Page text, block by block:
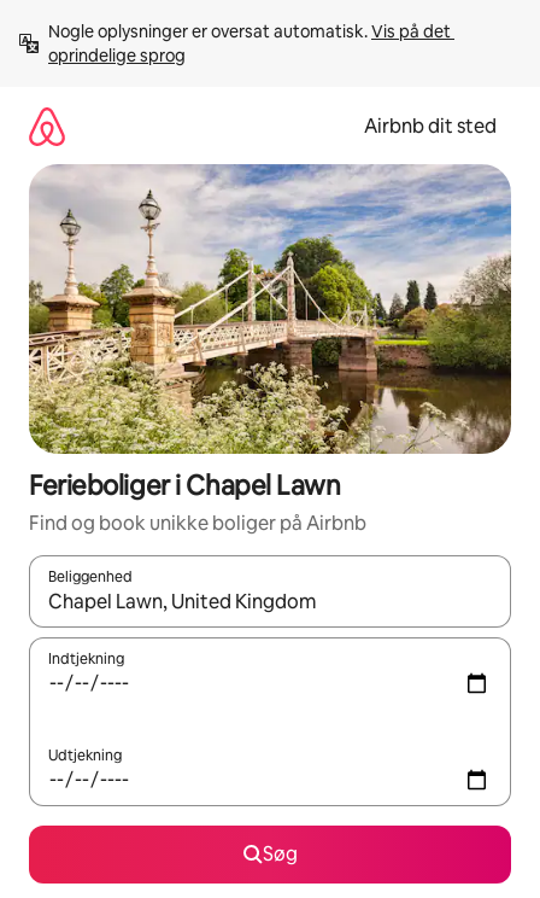
videre
Nogle oplysninger er oversat automatisk. Vis på det
oprindelige sprog
Airbnb dit sted
Ferieboliger i Chapel Lawn
Find og book unikke boliger på Airbnb
Beliggenhed
Når resultaterne er tilgængelige, skal du navigere med
Indtjekning
Udtjekning
Søg